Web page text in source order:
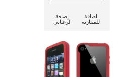
إضافة
لرغباتي
اضافة
للمقارنة